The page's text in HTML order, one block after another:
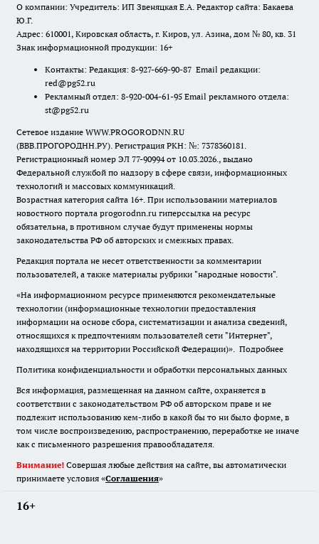
О компании: Учредитель: ИП Звеняцкая Е.А. Редактор сайта: Бакаева
Ю.Г.
Адрес: 610001, Кировская область, г. Киров, ул. Азина, дом № 80, кв. 31
Знак информационной продукции: 16+
Контакты: Редакция: 8-927-669-90-87 Email редакции:
red@pg52.ru
Рекламный отдел: 8-920-004-61-95 Email рекламного отдела:
st@pg52.ru
Сетевое издание WWW.PROGORODNN.RU
(ВВВ.ПРОГОРОДНН.РУ). Регистрация РКН: №: 7378360181.
Регистрационный номер ЭЛ 77-90994 от 10.03.2026., выдано
Федеральной службой по надзору в сфере связи, информационных
технологий и массовых коммуникаций.
Возрастная категория сайта 16+. При использовании материалов
новостного портала progorodnn.ru гиперссылка на ресурс
обязательна, в противном случае будут применены нормы
законодательства РФ об авторских и смежных правах.
Редакция портала не несет ответственности за комментарии
пользователей, а также материалы рубрики "народные новости".
«На информационном ресурсе применяются рекомендательные
технологии (информационные технологии предоставления
информации на основе сбора, систематизации и анализа сведений,
относящихся к предпочтениям пользователей сети "Интернет",
находящихся на территории Российской Федерации)». Подробнее
Политика конфиденциальности и обработки персональных данных
Вся информация, размещенная на данном сайте, охраняется в
соответствии с законодательством РФ об авторском праве и не
подлежит использованию кем-либо в какой бы то ни было форме, в
том числе воспроизведению, распространению, переработке не иначе
как с письменного разрешения правообладателя.
Внимание! Совершая любые действия на сайте, вы автоматически
принимаете условия «Cоглашения»
16+